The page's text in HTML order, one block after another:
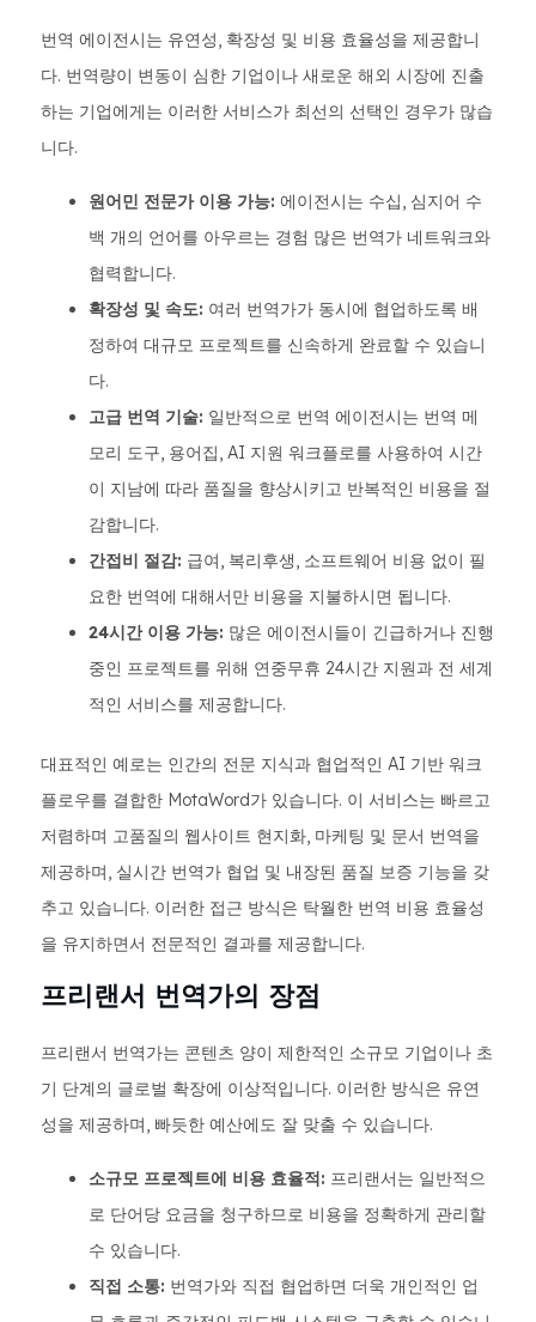
번역 에이전시는 유연성, 확장성 및 비용 효율성을 제공합니
다. 번역량이 변동이 심한 기업이나 새로운 해외 시장에 진출
하는 기업에게는 이러한 서비스가 최선의 선택인 경우가 많습
니다.
원어민 전문가 이용 가능: 에이전시는 수십, 심지어 수
백 개의 언어를 아우르는 경험 많은 번역가 네트워크와
협력합니다.
확장성 및 속도: 여러 번역가가 동시에 협업하도록 배
정하여 대규모 프로젝트를 신속하게 완료할 수 있습니
다.
고급 번역 기술: 일반적으로 번역 에이전시는 번역 메
모리 도구, 용어집, AI 지원 워크플로를 사용하여 시간
이 지남에 따라 품질을 향상시키고 반복적인 비용을 절
감합니다.
간접비 절감: 급여, 복리후생, 소프트웨어 비용 없이 필
요한 번역에 대해서만 비용을 지불하시면 됩니다.
24시간 이용 가능: 많은 에이전시들이 긴급하거나 진행
중인 프로젝트를 위해 연중무휴 24시간 지원과 전 세계
적인 서비스를 제공합니다.
대표적인 예로는 인간의 전문 지식과 협업적인 AI 기반 워크
플로우를 결합한 MotaWord가 있습니다. 이 서비스는 빠르고
저렴하며 고품질의 웹사이트 현지화, 마케팅 및 문서 번역을
제공하며, 실시간 번역가 협업 및 내장된 품질 보증 기능을 갖
추고 있습니다. 이러한 접근 방식은 탁월한 번역 비용 효율성
을 유지하면서 전문적인 결과를 제공합니다.
프리랜서 번역가의 장점
프리랜서 번역가는 콘텐츠 양이 제한적인 소규모 기업이나 초
기 단계의 글로벌 확장에 이상적입니다. 이러한 방식은 유연
성을 제공하며, 빠듯한 예산에도 잘 맞출 수 있습니다.
소규모 프로젝트에 비용 효율적: 프리랜서는 일반적으
로 단어당 요금을 청구하므로 비용을 정확하게 관리할
수 있습니다.
직접 소통: 번역가와 직접 협업하면 더욱 개인적인 업